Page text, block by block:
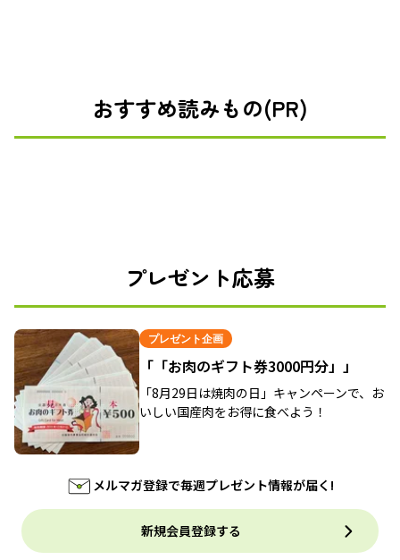
おすすめ読みもの(PR)
プレゼント応募
プレゼント企画
「「お肉のギフト券3000円分」」
「8月29日は焼肉の日」キャンペーンで、お
いしい国産肉をお得に食べよう！
メルマガ登録で毎週プレゼント情報が届く!
新規会員登録する